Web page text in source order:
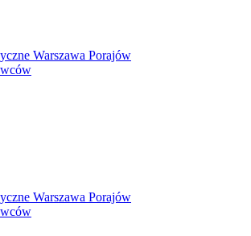
Warszawa Porajów
Warszawa Porajów